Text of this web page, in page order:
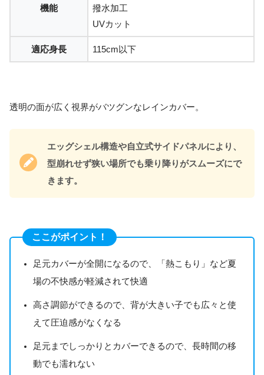
機能
撥水加工
UVカット
適応身長 115cm以下
透明の面が広く視界がバツグンなレインカバー。
エッグシェル構造や自立式サイドパネルにより、
型崩れせず狭い場所でも乗り降りがスムーズにで
きます。
ここがポイント！
足元カバーが全開になるので、「熱こもり」など夏
場の不快感が軽減されて快適
高さ調節ができるので、背が大きい子でも広々と使
えて圧迫感がなくなる
足元までしっかりとカバーできるので、長時間の移
動でも濡れない